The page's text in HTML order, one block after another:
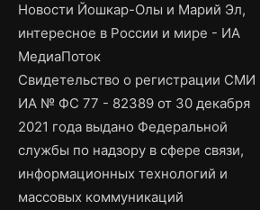
Новости Йошкар-Олы и Марий Эл,
интересное в России и мире - ИА
МедиаПоток
Свидетельство о регистрации СМИ
ИА № ФС 77 - 82389 от 30 декабря
2021 года выдано Федеральной
службы по надзору в сфере связи,
информационных технологий и
массовых коммуникаций